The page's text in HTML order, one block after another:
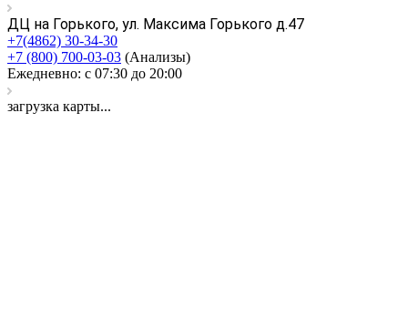
ДЦ на Горького, ул. Максима Горького д.47
+7(4862) 30-34-30
+7 (800) 700-03-03 (Анализы)
Ежедневно: с 07:30 до 20:00
загрузка карты...